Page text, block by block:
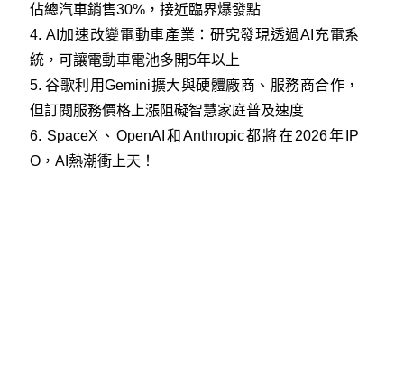
佔總汽車銷售30%，接近臨界爆發點
4. AI加速改變電動車產業：研究發現透過AI充電系
統，可讓電動車電池多開5年以上
5.谷歌利用Gemini擴大與硬體廠商、服務商合作，
但訂閱服務價格上漲阻礙智慧家庭普及速度
6. SpaceX、OpenAI和Anthropic都將在2026年IP
O，AI熱潮衝上天！